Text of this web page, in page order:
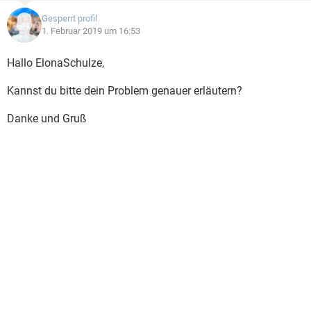
Gesperrt profil
1. Februar 2019 um 16:53
Hallo ElonaSchulze,
Kannst du bitte dein Problem genauer erläutern?
Danke und Gruß